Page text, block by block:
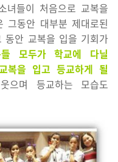
녀들이 처음으로 교복을
그동안 대부분 제대로된
동안 교복을 입을 기회가
들 모두가 학교에 다닐
복을 입고 등교하게 될
으며 등교하는 모습도